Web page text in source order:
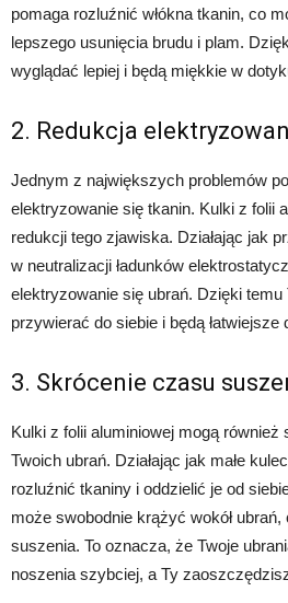
pomaga rozluźnić włókna tkanin, co
lepszego usunięcia brudu i plam.
wyglądać lepiej i będą miękkie w
2. Redukcja
Jednym z największych problemów
elektryzowanie się tkanin. Kulki z folii
redukcji tego zjawiska. Działając jak
w neutralizacji ładunków
elektryzowanie się ubrań. Dzięki temu
przywierać do siebie i będą łatwiejsze
3. Skrócenie czasu
Kulki z folii aluminiowej mogą
Twoich ubrań. Działając jak małe
rozluźnić tkaniny i oddzielić je od
może swobodnie krążyć wokół
suszenia. To oznacza, że Twoje
noszenia szybciej, a Ty